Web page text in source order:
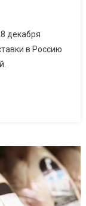
декабря
в Россию